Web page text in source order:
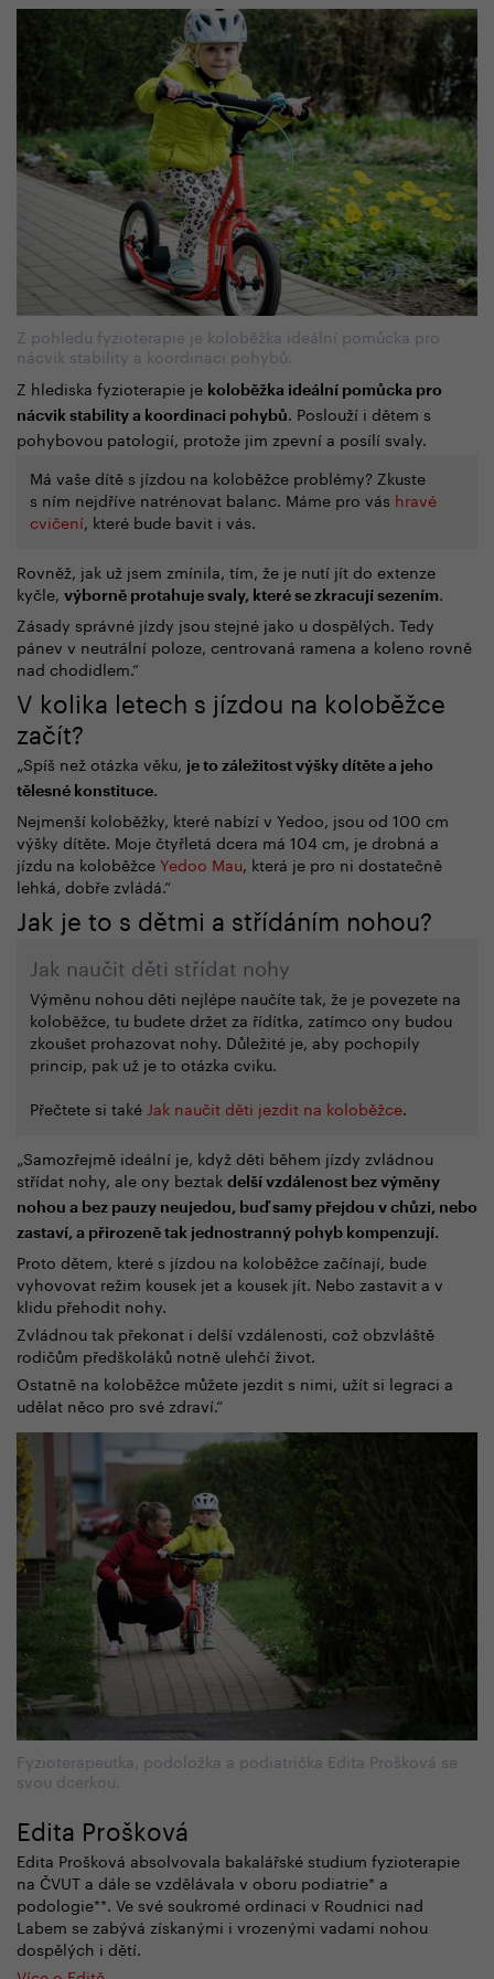
Z pohledu fyzioterapie je koloběžka ideální pomůcka pro
nácvik stability a koordinaci pohybů.
Z hlediska fyzioterapie je koloběžka ideální pomůcka pro
nácvik stability a koordinaci pohybů. Poslouží i dětem s
pohybovou patologií, protože jim zpevní a posílí svaly.
Má vaše dítě s jízdou na koloběžce problémy? Zkuste
s ním nejdříve natrénovat balanc. Máme pro vás hravé
cvičení, které bude bavit i vás.
Rovněž, jak už jsem zmínila, tím, že je nutí jít do extenze
kyčle, výborně protahuje svaly, které se zkracují sezením.
Zásady správné jízdy jsou stejné jako u dospělých. Tedy
pánev v neutrální poloze, centrovaná ramena a koleno rovně
nad chodidlem.“
V kolika letech s jízdou na koloběžce
začít?
„Spíš než otázka věku, je to záležitost výšky dítěte a jeho
tělesné konstituce.
Nejmenší koloběžky, které nabízí v Yedoo, jsou od 100 cm
výšky dítěte. Moje čtyřletá dcera má 104 cm, je drobná a
jízdu na koloběžceYedoo Mau, která je pro ni dostatečně
lehká, dobře zvládá.“
Jak je to s dětmi a střídáním nohou?
Jak naučit děti střídat nohy
Výměnu nohou děti nejlépe naučíte tak, že je povezete na
koloběžce, tu budete držet za řídítka, zatímco ony budou
zkoušet prohazovat nohy. Důležité je, aby pochopily
princip, pak už je to otázka cviku.
Přečtete si také Jak naučit děti jezdit na koloběžce.
„Samozřejmě ideální je, když děti během jízdy zvládnou
střídat nohy, ale ony beztak delší vzdálenost bez výměny
nohou a bez pauzy neujedou, buď samy přejdou v chůzi, nebo
zastaví, a přirozeně tak jednostranný pohyb kompenzují.
Proto dětem, které s jízdou na koloběžce začínají, bude
vyhovovat režim kousek jet a kousek jít. Nebo zastavit a v
klidu přehodit nohy.
Zvládnou tak překonat i delší vzdálenosti, což obzvláště
rodičům předškoláků notně ulehčí život.
Ostatně na koloběžce můžete jezdit s nimi, užít si legraci a
udělat něco pro své zdraví.“
Fyzioterapeutka, podoložka a podiatrička Edita Prošková se
svou dcerkou.
Edita Prošková
Edita Prošková absolvovala bakalářské studium fyzioterapie
na ČVUT a dále se vzdělávala v oboru podiatrie* a
podologie**. Ve své soukromé ordinaci v Roudnici nad
Labem se zabývá získanými i vrozenými vadami nohou
dospělých i dětí.